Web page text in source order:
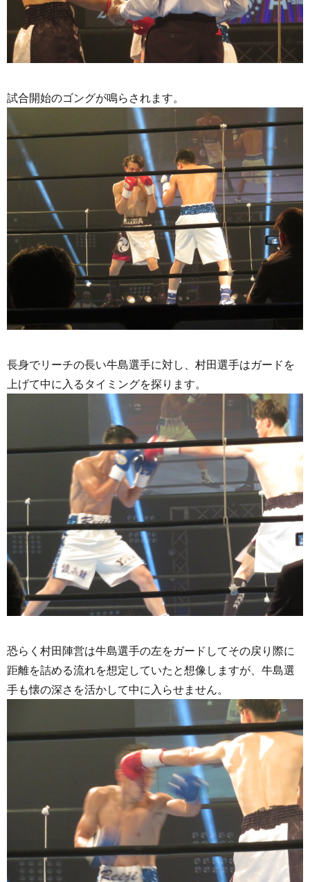
試合開始のゴングが鳴らされます。
長身でリーチの長い牛島選手に対し、村田選手はガードを
上げて中に入るタイミングを探ります。
恐らく村田陣営は牛島選手の左をガードしてその戻り際に
距離を詰める流れを想定していたと想像しますが、牛島選
手も懐の深さを活かして中に入らせません。